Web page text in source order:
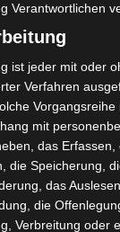
Webseite
Cashback-Aktion
Verantwortlichen
ist jeder mit oder
Verfahren
Vorgangsreihe
mit
das Erfassen,
die Speicherung,
das
die
Verbreitung oder